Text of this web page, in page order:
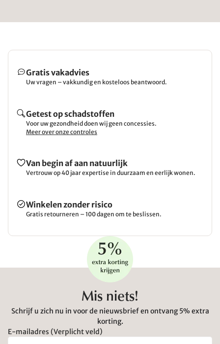
Gratis vakadvies
Uw vragen – vakkundig en kosteloos beantwoord.
Getest op schadstoffen
Voor uw gezondheid doen wij geen concessies.
Meer over onze controles
Van begin af aan natuurlijk
Vertrouw op 40 jaar expertise in duurzaam en eerlijk wonen.
Winkelen zonder risico
Gratis retourneren – 100 dagen om te beslissen.
Mis niets!
Schrijf u zich nu in voor de nieuwsbrief en ontvang 5% extra
korting.
E-mailadres (Verplicht veld)